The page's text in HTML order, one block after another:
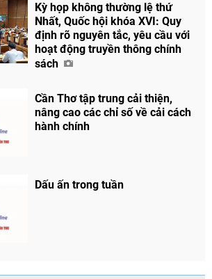
Kỳ họp không thường lệ thứ
Nhất, Quốc hội khóa XVI: Quy
định rõ nguyên tắc, yêu cầu với
hoạt động truyền thông chính
sách
Cần Thơ tập trung cải thiện,
nâng cao các chỉ số về cải cách
hành chính
Dấu ấn trong tuần